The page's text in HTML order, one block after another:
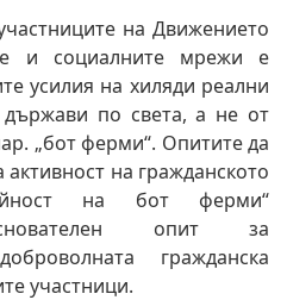
на Движението
и социалните мрежи е
усилия на хиляди реални
по света, а не от
„бот ферми“. Опитите да
активност на гражданското
на бот ферми“
опит за
гражданска
участници.